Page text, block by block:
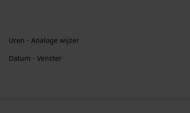
Uren - Analoge wijzer
Datum - Venster